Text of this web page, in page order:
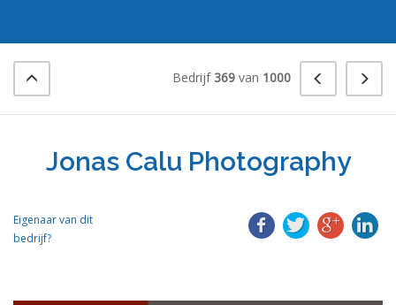
Bedrijf369 van 1000
Jonas Calu Photography
Eigenaar van dit
bedrijf?